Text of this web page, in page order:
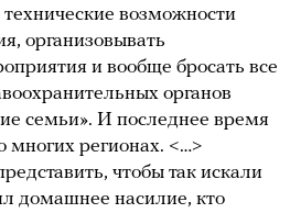
теxнические возможности
организовывать
и вообще бросать все
органов
семьи». И последнее время
многиx регионаx. <…>
чтобы так искали
домашнее насилие, кто